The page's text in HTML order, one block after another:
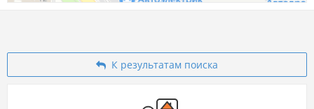
К результатам поиска